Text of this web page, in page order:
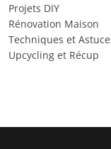
Projets DIY
Rénovation Maison
Techniques et
Upcycling et Récup